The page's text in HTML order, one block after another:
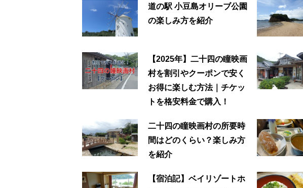
道の駅 小豆島オリーブ公園
の楽しみ方を紹介
【2025年】二十四の瞳映画
村を割引やクーポンで安く
お得に楽しむ方法｜チケッ
トを格安料金で購入！
二十四の瞳映画村の所要時
間はどのくらい？楽しみ方
を紹介
【宿泊記】ベイリゾートホ